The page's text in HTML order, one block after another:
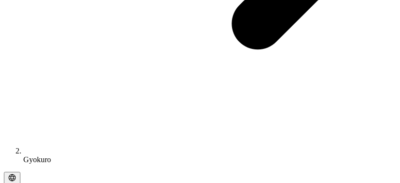
Gyokuro